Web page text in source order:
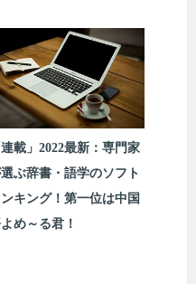
連載」2022最新：専門家
ぶ辞書・語学のソフト
キング！第一位は中国
め～る君！